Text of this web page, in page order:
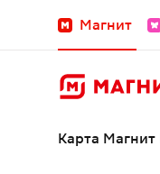
Магнит
Карта